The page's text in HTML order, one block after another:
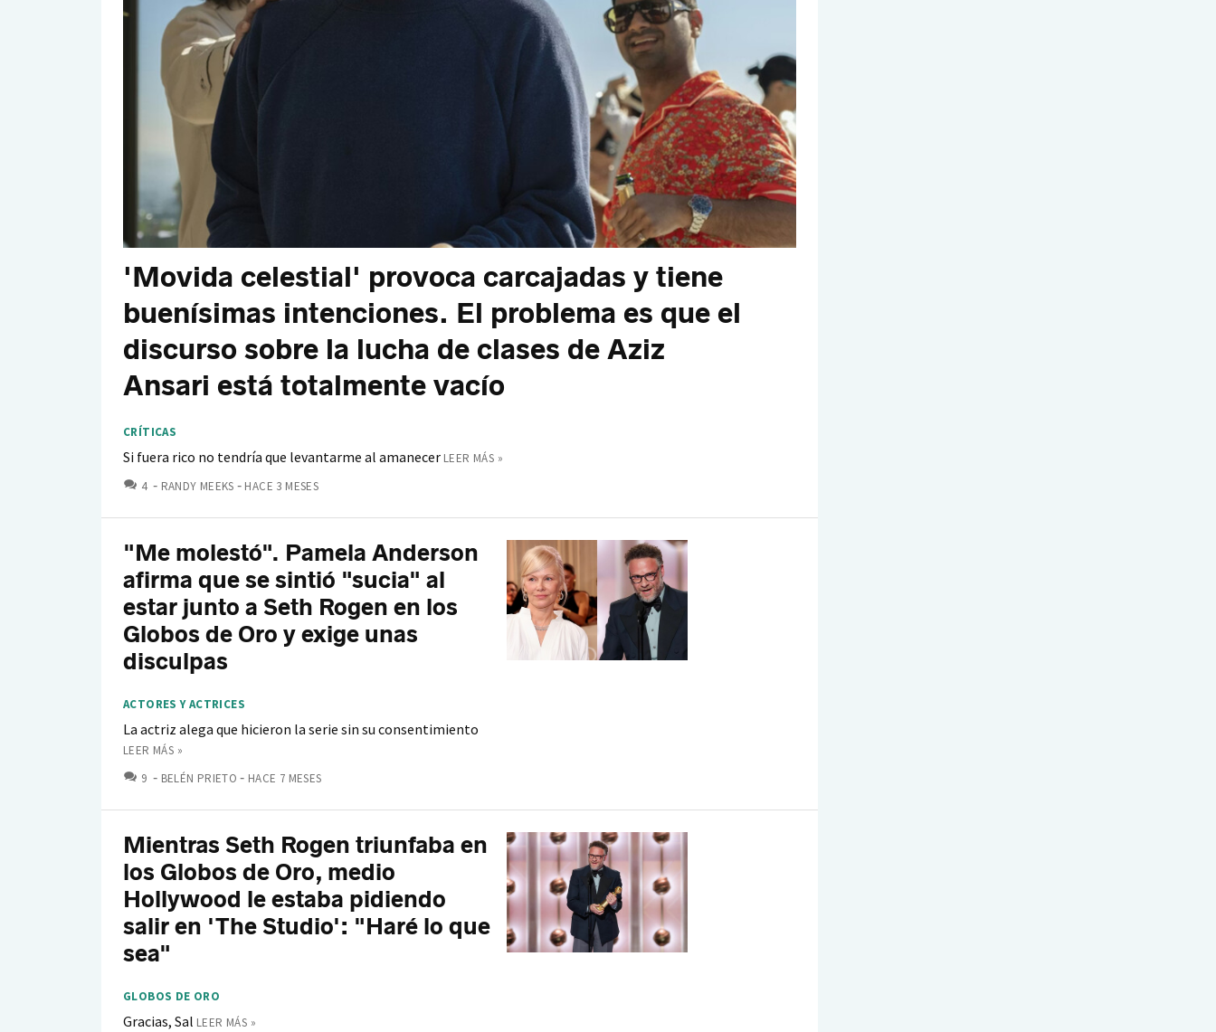
'Movida celestial' provoca carcajadas y tiene
buenísimas intenciones. El problema es que el
discurso sobre la lucha de clases de Aziz
Ansari está totalmente vacío
CRÍTICAS
Si fuera rico no tendría que levantarme al amanecer LEER MÁS »
4 COMENTARIOS
RANDY MEEKS HACE 3 MESES
"Me molestó". Pamela Anderson
afirma que se sintió "sucia" al
estar junto a Seth Rogen en los
Globos de Oro y exige unas
disculpas
ACTORES Y ACTRICES
La actriz alega que hicieron la serie sin su consentimiento
LEER MÁS »
9 COMENTARIOS
BELÉN PRIETO HACE 7 MESES
Mientras Seth Rogen triunfaba en
los Globos de Oro, medio
Hollywood le estaba pidiendo
salir en 'The Studio': "Haré lo que
sea"
GLOBOS DE ORO
Gracias, Sal LEER MÁS »